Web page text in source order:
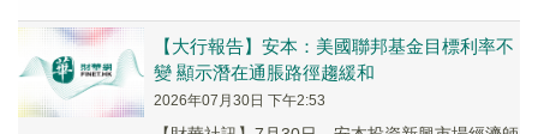
【大行報告】安本：美國聯邦基金目標利率不
變 顯示潛在通脹路徑趨緩和
2026年07月30日 下午2:53